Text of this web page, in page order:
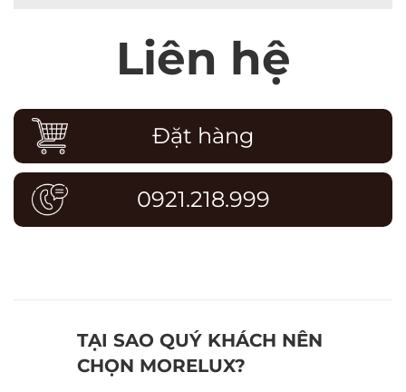
Liên hệ
Đặt hàng
0921.218.999
TẠI SAO QUÝ KHÁCH NÊN
CHỌN MORELUX?